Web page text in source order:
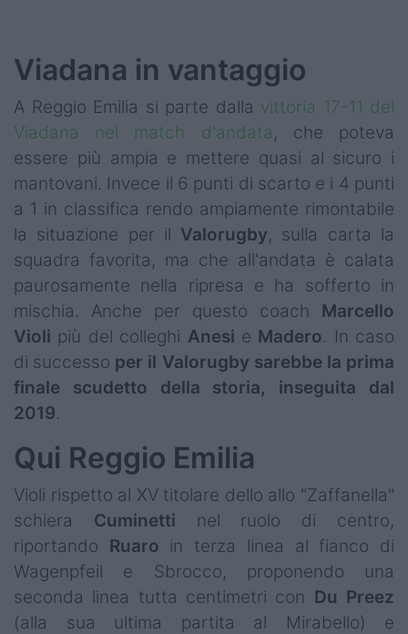
Viadana in vantaggio
A Reggio Emilia si parte dalla vittoria 17-11 del
Viadana nel match d'andata, che poteva
essere più ampia e mettere quasi al sicuro i
mantovani. Invece il 6 punti di scarto e i 4 punti
a 1 in classifica rendo ampiamente rimontabile
la situazione per il Valorugby, sulla carta la
squadra favorita, ma che all'andata è calata
paurosamente nella ripresa e ha sofferto in
mischia. Anche per questo coach Marcello
Violi più del colleghi Anesi e Madero. In caso
di successo per il Valorugby sarebbe la prima
finale scudetto della storia, inseguita dal
2019.
Qui Reggio Emilia
Violi rispetto al XV titolare dello allo "Zaffanella"
schiera Cuminetti nel ruolo di centro,
riportando Ruaro in terza linea al fianco di
Wagenpfeil e Sbrocco, proponendo una
seconda linea tutta centimetri con Du Preez
(alla sua ultima partita al Mirabello) e